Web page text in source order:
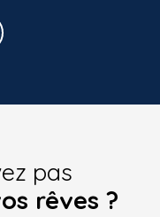
pas
rêves ?